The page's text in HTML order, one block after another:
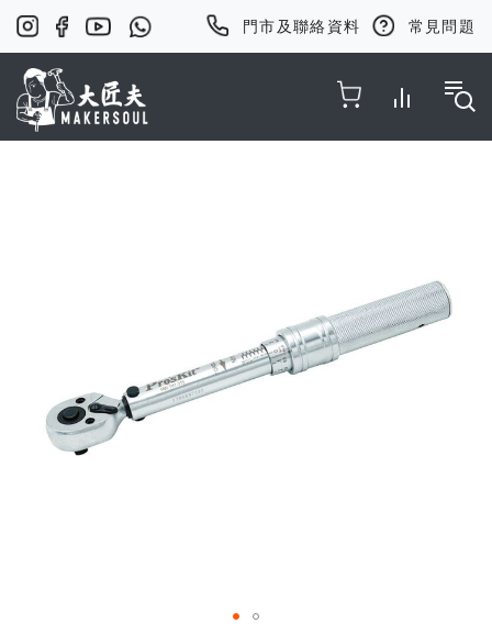
門市及聯絡資料 常見問題